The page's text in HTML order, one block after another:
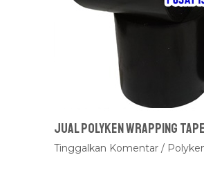
Jual Polyken Wrapping
Tinggalkan Komentar /